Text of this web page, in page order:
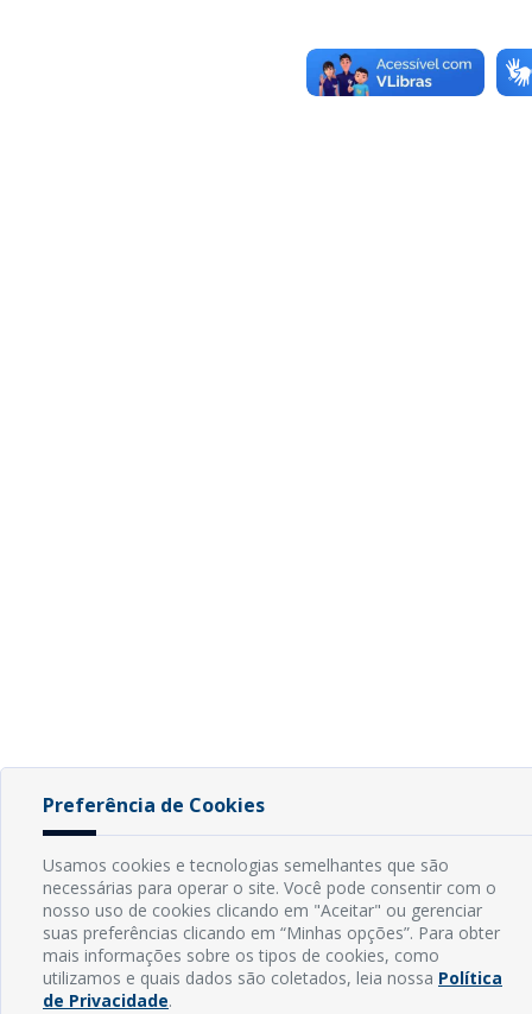
Preferência de Cookies
Usamos cookies e tecnologias semelhantes que são
necessárias para operar o site. Você pode consentir com o
nosso uso de cookies clicando em "Aceitar" ou gerenciar
suas preferências clicando em “Minhas opções”. Para obter
mais informações sobre os tipos de cookies, como
utilizamos e quais dados são coletados, leia nossa Política
de Privacidade.